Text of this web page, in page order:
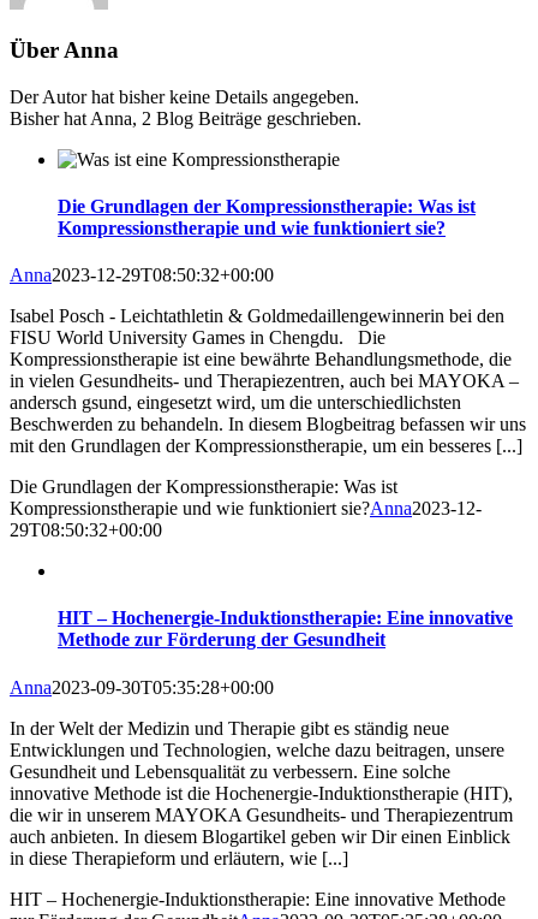
Über Anna
Der Autor hat bisher keine Details angegeben.
Bisher hat Anna, 2 Blog Beiträge geschrieben.
Die Grundlagen der Kompressionstherapie: Was ist
Kompressionstherapie und wie funktioniert sie?
Anna2023-12-29T08:50:32+00:00
Isabel Posch - Leichtathletin & Goldmedaillengewinnerin bei den
FISU World University Games in Chengdu. Die
Kompressionstherapie ist eine bewährte Behandlungsmethode, die
in vielen Gesundheits- und Therapiezentren, auch bei MAYOKA –
andersch gsund, eingesetzt wird, um die unterschiedlichsten
Beschwerden zu behandeln. In diesem Blogbeitrag befassen wir uns
mit den Grundlagen der Kompressionstherapie, um ein besseres [...]
Die Grundlagen der Kompressionstherapie: Was ist
Kompressionstherapie und wie funktioniert sie?Anna2023-12-
29T08:50:32+00:00
HIT – Hochenergie-Induktionstherapie: Eine innovative
Methode zur Förderung der Gesundheit
Anna2023-09-30T05:35:28+00:00
In der Welt der Medizin und Therapie gibt es ständig neue
Entwicklungen und Technologien, welche dazu beitragen, unsere
Gesundheit und Lebensqualität zu verbessern. Eine solche
innovative Methode ist die Hochenergie-Induktionstherapie (HIT),
die wir in unserem MAYOKA Gesundheits- und Therapiezentrum
auch anbieten. In diesem Blogartikel geben wir Dir einen Einblick
in diese Therapieform und erläutern, wie [...]
HIT – Hochenergie-Induktionstherapie: Eine innovative Methode